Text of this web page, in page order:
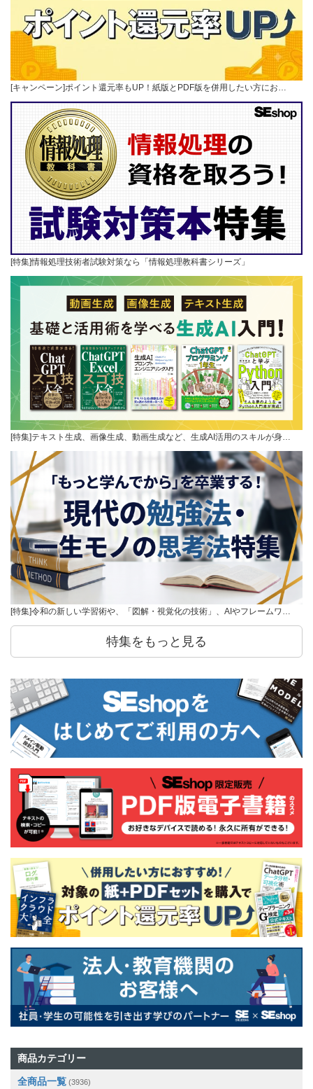
[キャンペーン]ポイント還元率もUP！紙版とPDF版を併用したい方にお…
[特集]情報処理技術者試験対策なら「情報処理教科書シリーズ」
[特集]テキスト生成、画像生成、動画生成など、生成AI活用のスキルが身…
[特集]令和の新しい学習術や、「図解・視覚化の技術」、AIやフレームワ…
特集をもっと見る
商品カテゴリー
全商品一覧 (3936)